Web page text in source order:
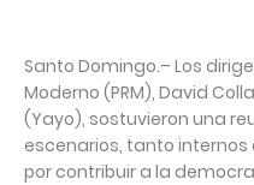
Santo Domingo.– Los
Moderno (PRM), David
(Yayo), sostuvieron una
escenarios, tanto internos
por contribuir a la